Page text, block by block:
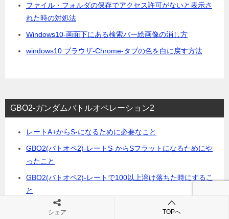
ファイル・フォルダの保存でアクセス許可がないと表示さ
れた時の対処法
Windows10-画面下にある検索バー絵画像の消し方
windows10 ブラウザ-Chrome-タブの色を白に戻す方法
GBO2-ガンダムバトルオペレーション2
レートA+からS-になるために必要なこと
GBO2(バトオペ2)-レートS-からSフラットになるためにや
ったこと
GBO2(バトオペ2)-レートで100以上溶け落ちた時にするこ
と
ガンダムバトルオペレーション2-steam「PC版」のプレイ
シェア TOPへ